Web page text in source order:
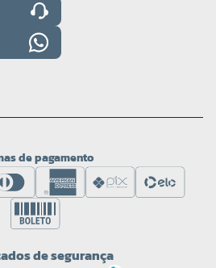
de pagamento
de segurança